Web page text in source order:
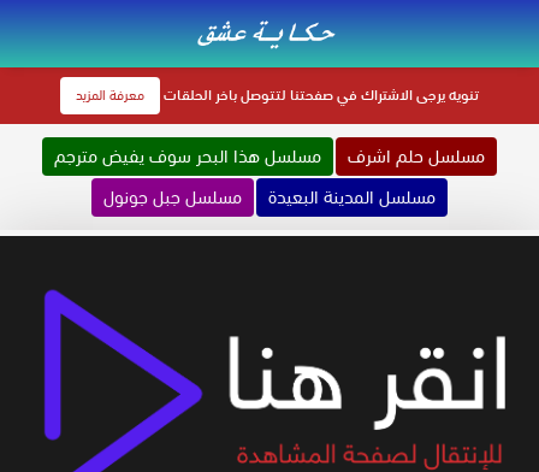
تنويهيرجى الاشتراك في صفحتنا لتتوصل باخر الحلقات معرفة المزيد
مسلسل حلم اشرف
مسلسل هذا البحر سوف يفيض مترجم
مسلسل المدينة البعيدة
مسلسل جبل جونول